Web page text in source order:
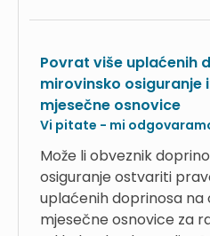
Povrat više uplaćenih
mirovinsko osiguranje
mjesečne osnovice
Vi pitate - mi
Može li obveznik
osiguranje ostvariti
uplaćenih doprinosa na
mjesečne osnovice za